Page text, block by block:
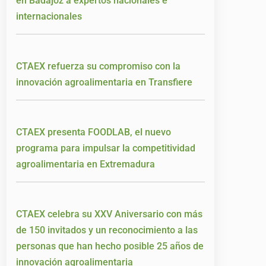
internacionales
CTAEX refuerza su compromiso con la
innovación agroalimentaria en Transfiere
CTAEX presenta FOODLAB, el nuevo
programa para impulsar la competitividad
agroalimentaria en Extremadura
CTAEX celebra su XXV Aniversario con más
de 150 invitados y un reconocimiento a las
personas que han hecho posible 25 años de
innovación agroalimentaria